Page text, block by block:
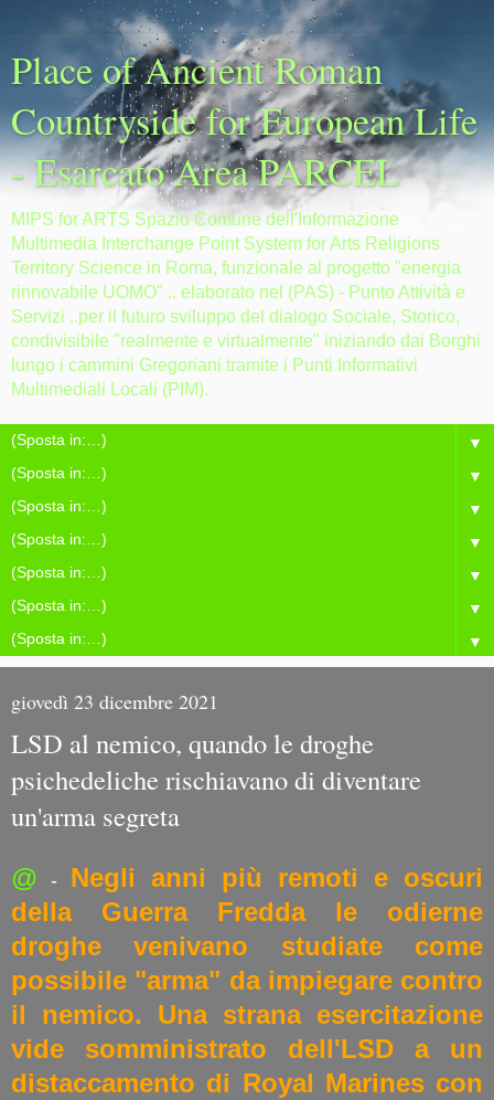
Place of Ancient Roman
Countryside for European Life
- Esarcato Area PARCEL
MIPS for ARTS Spazio Comune dell'Informazione
Multimedia Interchange Point System for Arts Religions
Territory Science in Roma, funzionale al progetto "energia
rinnovabile UOMO" .. elaborato nel (PAS) - Punto Attività e
Servizi ..per il futuro sviluppo del dialogo Sociale, Storico,
condivisibile "realmente e virtualmente" iniziando dai Borghi
lungo i cammini Gregoriani tramite i Punti Informativi
Multimediali Locali (PIM).
▼
▼
▼
▼
▼
▼
▼
giovedì 23 dicembre 2021
LSD al nemico, quando le droghe
psichedeliche rischiavano di diventare
un'arma segreta
@ - Negli anni più remoti e oscuri
della Guerra Fredda le odierne
droghe venivano studiate come
possibile "arma" da impiegare contro
il nemico. Una strana esercitazione
vide somministrato dell'LSD a un
distaccamento di Royal Marines con